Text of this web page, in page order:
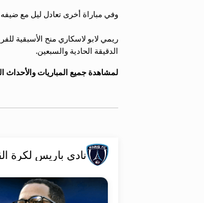
وفي مباراة أخرى تعادل ليل مع
ريمي لابو لاسكاري منح الأسبقية
الدقيقة الحادية والسبعين.
لمشاهدة جميع المباريات والأحداث
نادي باريس لكرة